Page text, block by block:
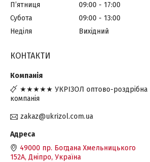
Пʼятниця
09:00
17:00
Субота
09:00
13:00
Неділя
Вихідний
КОНТАКТИ
★★★★★ УКРІЗОЛ оптово-роздрібна
компанія
zakaz@ukrizol.com.ua
49000 пр. Богдана Хмельницького
152А, Дніпро, Україна